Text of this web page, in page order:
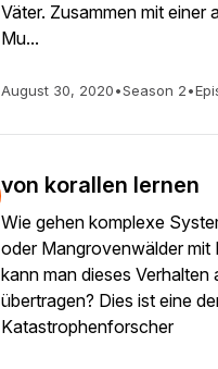
Väter. Zusammen mit einer
Mu...
August 30, 2020•Season 2•
von korallen lernen
Wie gehen komplexe
oder Mangrovenwälder mit
kann man dieses
übertragen? Dies ist eine
Katastrophenforscher